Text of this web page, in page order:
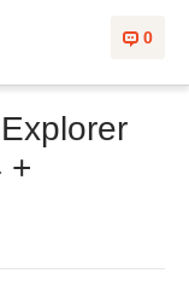
0
+